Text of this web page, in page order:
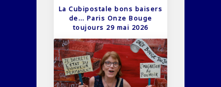
La Cubipostale bons baisers
de… Paris Onze Bouge
toujours 29 mai 2026